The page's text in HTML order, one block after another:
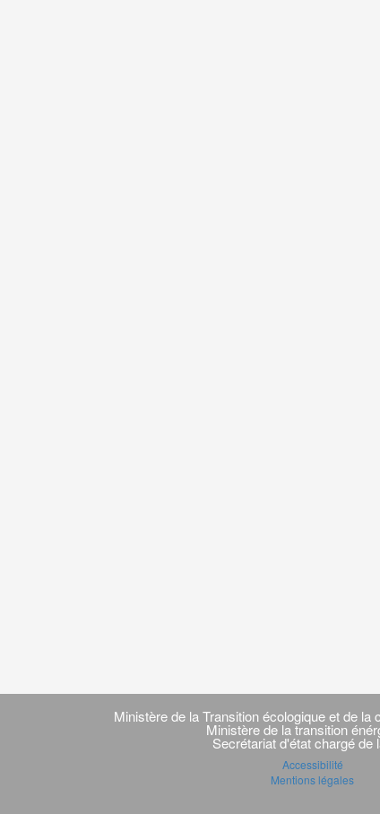
Navigation
transverseMinistère de la Transition écologique et de la
Ministère de la transition
Secrétariat d'état chargé de
Accessibilité
Mentions légales